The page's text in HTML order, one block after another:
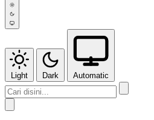
Light Dark Automatic